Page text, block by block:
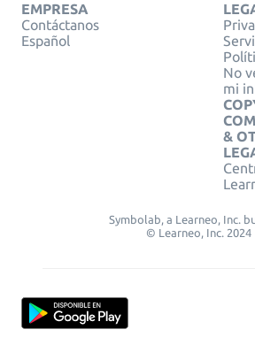
EMPRESA
Contáctanos
Español
No
mi
&
Symbolab, a Learneo, Inc.
© Learneo, Inc. 2024